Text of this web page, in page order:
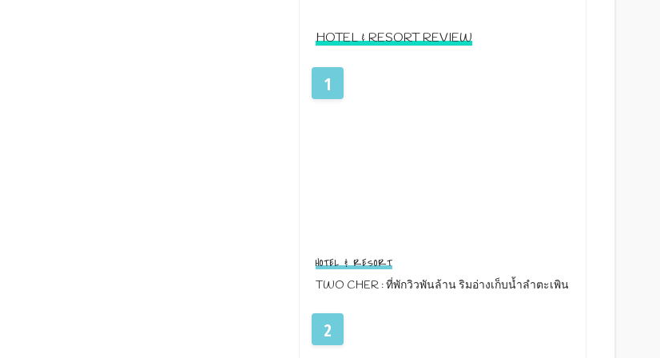
HOTEL & RESORT REVIEW
1
HOTEL & RESORT
TWO CHER : ที่พักวิวพันล้าน ริมอ่างเก็บน้ำลำตะเพิน
2